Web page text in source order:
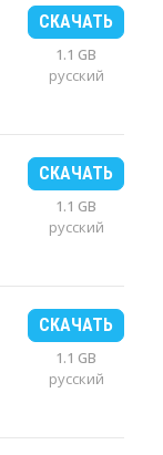
СКАЧАТЬ
1.1 GB
русский
СКАЧАТЬ
1.1 GB
русский
СКАЧАТЬ
1.1 GB
русский